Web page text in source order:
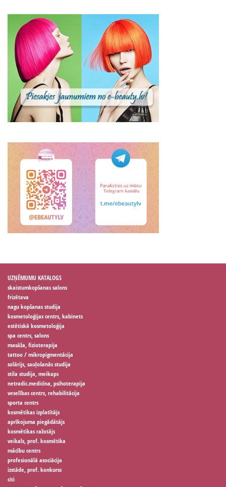
UZŅĒMUMU KATALOGS
skaistumkopšanas salons
frizētava
nagu kopšanas studija
kosmetoloģijas centrs, kabinets
estētiskā kosmetoloģija
spa centrs, salons
masāža, fizioterapija
tattoo / mikropigmentācija
solārijs, sauļošanās studija
stila studija, meikaps
netradic.medicīna, psihoterapija
veselības centrs, rehabilitācija
sporta centrs
kosmētikas izplatītājs
aprīkojuma piegādātājs
kosmētikas ražotājs
veikals, prof. kosmētika
mācību centrs
profesionālā asociācija
izstāde, prof. konkurss
citi